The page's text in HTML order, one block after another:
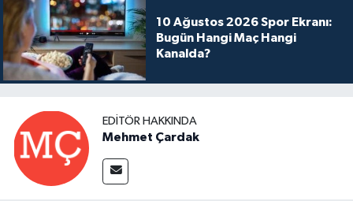
10 Ağustos 2026 Spor Ekranı:
Bugün Hangi Maç Hangi
Kanalda?
EDITÖR HAKKINDA
Mehmet Çardak